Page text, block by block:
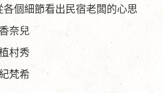
個細節看出民宿老闆的心思